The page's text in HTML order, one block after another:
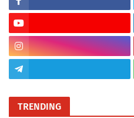
TRENDING